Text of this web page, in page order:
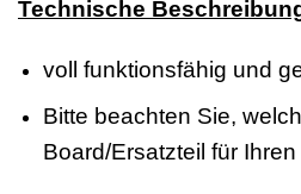
Technische
voll funktionsfähig und
Bitte beachten Sie,
Board/Ersatzteil für